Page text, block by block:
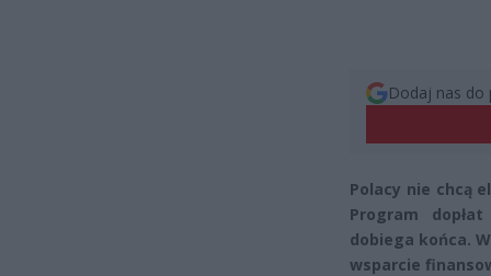
Dodaj nas do
Polacy nie chcą
Program
dobiega końca.
wsparcie